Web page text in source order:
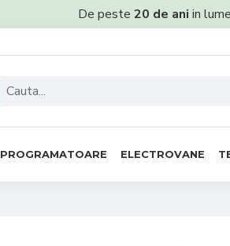
De peste 20 de ani in
PROGRAMATOARE ELECTROVANE